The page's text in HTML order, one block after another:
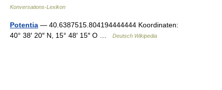
Konversations-Lexikon
Potentia — 40.6387515.804194444444 Koordinaten:
40° 38′ 20″ N, 15° 48′ 15″ O …
Deutsch Wikipedia